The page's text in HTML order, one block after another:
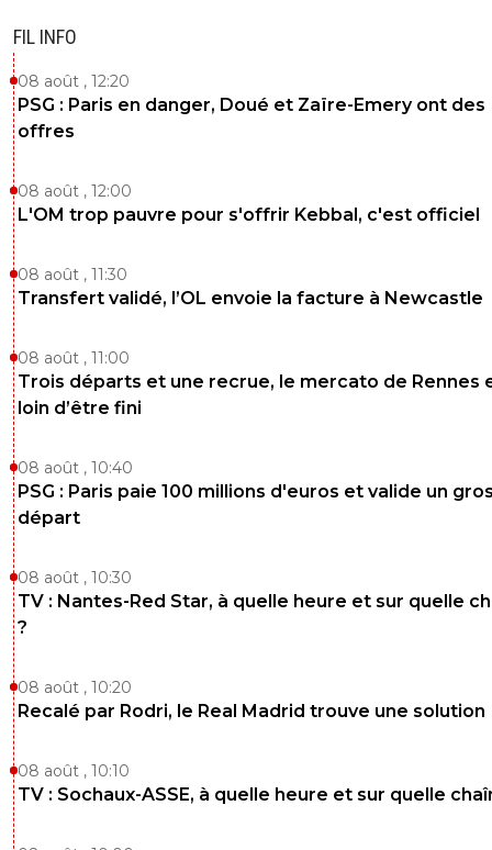
FIL INFO
08 août , 12:20
PSG : Paris en danger, Doué et Zaïre-Emery ont des
offres
08 août , 12:00
L'OM trop pauvre pour s'offrir Kebbal, c'est officiel
08 août , 11:30
Transfert validé, l’OL envoie la facture à Newcastle
08 août , 11:00
Trois départs et une recrue, le mercato de Rennes
loin d’être fini
08 août , 10:40
PSG : Paris paie 100 millions d'euros et valide un
départ
08 août , 10:30
TV : Nantes-Red Star, à quelle heure et sur quelle
?
08 août , 10:20
Recalé par Rodri, le Real Madrid trouve une solution
08 août , 10:10
TV : Sochaux-ASSE, à quelle heure et sur quelle